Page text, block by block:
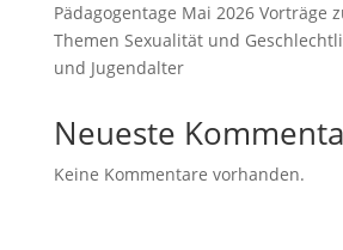
Pädagogentage Mai 2026 Vorträge
Themen Sexualität und
und Jugendalter
Neueste
Keine Kommentare vorhanden.